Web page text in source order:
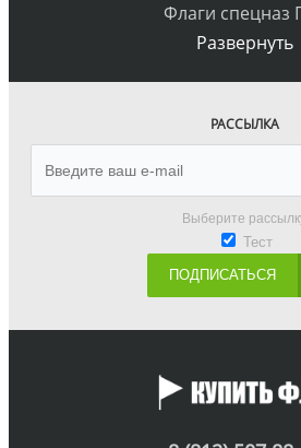
Флаги спецназ
Развернуть
РАССЫЛКА
Выберите
Тест
ПОДПИСАТЬСЯ